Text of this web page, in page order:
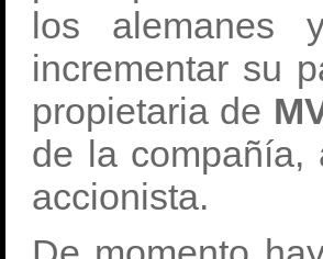
los alemanes
incrementar su
propietaria de
de la compañía,
accionista.